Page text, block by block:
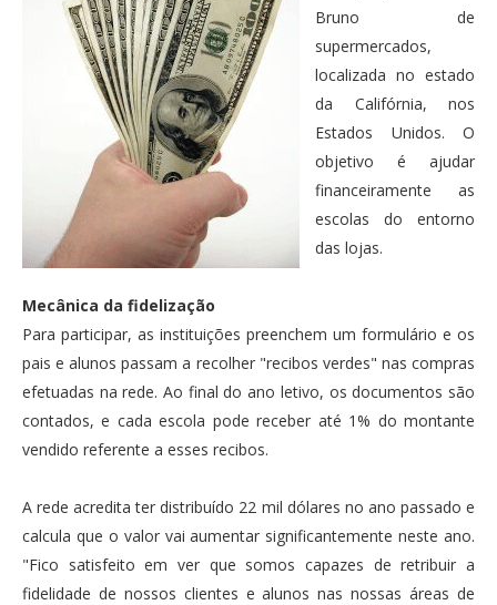
Bruno de
supermercados,
localizada no estado
da Califórnia, nos
Estados Unidos. O
objetivo é ajudar
financeiramente as
escolas do entorno
das lojas.
Mecânica da fidelização
Para participar, as instituições preenchem um formulário e os
pais e alunos passam a recolher "recibos verdes" nas compras
efetuadas na rede. Ao final do ano letivo, os documentos são
contados, e cada escola pode receber até 1% do montante
vendido referente a esses recibos.
A rede acredita ter distribuído 22 mil dólares no ano passado e
calcula que o valor vai aumentar significantemente neste ano.
"Fico satisfeito em ver que somos capazes de retribuir a
fidelidade de nossos clientes e alunos nas nossas áreas de